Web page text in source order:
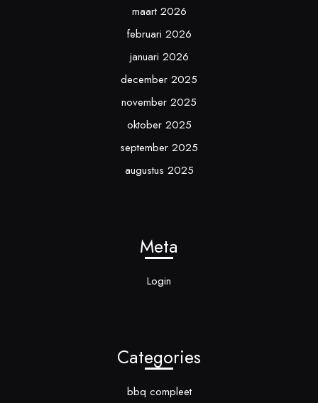
maart 2026
februari 2026
januari 2026
december 2025
november 2025
oktober 2025
september 2025
augustus 2025
Meta
Login
Categories
bbq compleet